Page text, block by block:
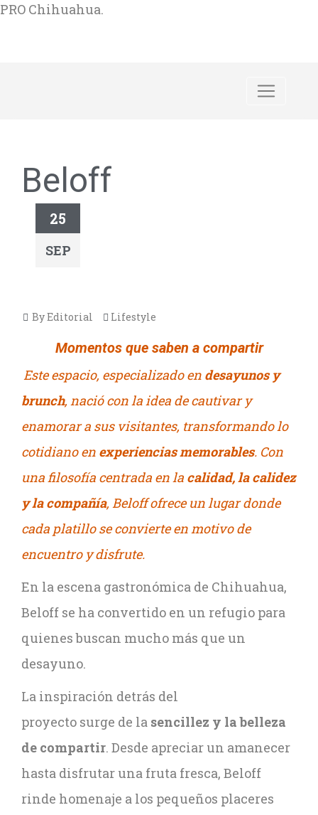
PRO Chihuahua.
Beloff
25
SEP
By Editorial Lifestyle
Momentos que saben a compartir
Este espacio, especializado en desayunos y
brunch, nació con la idea de cautivar y
enamorar a sus visitantes, transformando lo
cotidiano en experiencias memorables. Con
una filosofía centrada en la calidad, la calidez
y la compañía, Beloff ofrece un lugar donde
cada platillo se convierte en motivo de
encuentro y disfrute.
En la escena gastronómica de Chihuahua,
Beloff se ha convertido en un refugio para
quienes buscan mucho más que un
desayuno.
La inspiración detrás del
proyecto surge de la sencillez y la belleza
de compartir. Desde apreciar un amanecer
hasta disfrutar una fruta fresca, Beloff
rinde homenaje a los pequeños placeres